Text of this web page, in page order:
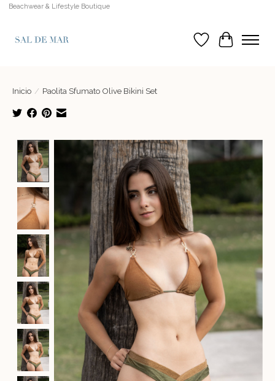
Beachwear & Lifestyle Boutique
Lista de deseos
Cesta
Inicio / Paolita Sfumato Olive Bikini Set
Product image slideshow Items